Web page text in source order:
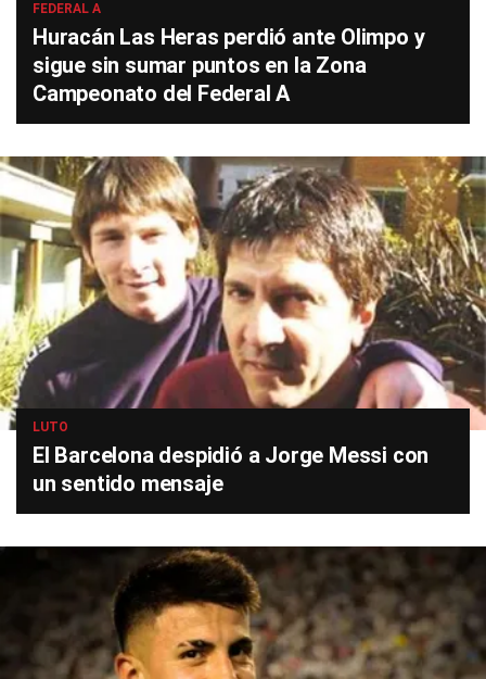
FEDERAL A
Huracán Las Heras perdió ante Olimpo y
sigue sin sumar puntos en la Zona
Campeonato del Federal A
LUTO
El Barcelona despidió a Jorge Messi con
un sentido mensaje